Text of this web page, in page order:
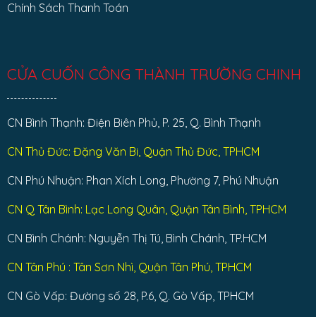
Chính Sách Thanh Toán
CỬA CUỐN CÔNG THÀNH TRƯỜNG CHINH
CN Bình Thạnh: Điện Biên Phủ, P. 25, Q. Bình Thạnh
CN Thủ Đức: Đặng Văn Bi, Quận Thủ Đức, TPHCM
CN Phú Nhuận: Phan Xích Long, Phường 7, Phú Nhuận
CN Q Tân Bình: Lạc Long Quân, Quận Tân Bình, TPHCM
CN Bình Chánh: Nguyễn Thị Tú, Bình Chánh, TP.HCM
CN Tân Phú : Tân Sơn Nhì, Quận Tân Phú, TPHCM
CN Gò Vấp: Đường số 28, P.6, Q. Gò Vấp, TPHCM